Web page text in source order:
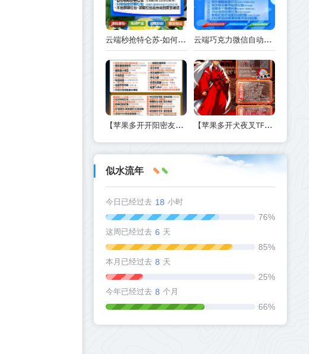
云端秒抢特仑苏-如何实现抢红包功能-工作原理解析 云端巧克力微信自动抢红包操作流程巧克力激活码续费云端秒抢辅助工具
【苹果多开开阳密友功能-激活码商城版】另外支持虚拟视频功能 【苹果多开犬夜叉TF兑换激活码官网下载方法】如何实现定时群发和万群同步
似水流年
今日已经过去 18 小时
76%
这周已经过去 6 天
85%
本月已经过去 8 天
25%
今年已经过去 8 个月
66%